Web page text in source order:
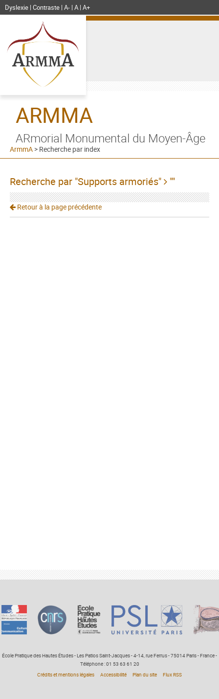
Dyslexie Contraste A- A A+
ARMMA
ARmorial Monumental du Moyen-Âge
ArmmA > Recherche par index
Recherche par "Supports armoriés" ""
Retour à la page précédente
École Pratique des Hautes Études - Les Patios Saint-Jacques - 4-14, rue Ferrus - 75014 Paris - France -
Téléphone : 01 53 63 61 20
Crédits et mentions légales
Accessibilité Plan du site Flux RSS